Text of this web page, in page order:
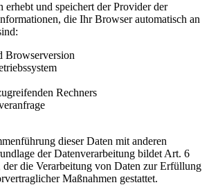
erhebt und speichert der Provider der
die Ihr Browser automatisch an
Browserversion
Rechners
dieser Daten mit anderen
der Datenverarbeitung bildet Art. 6
die Verarbeitung von Daten zur Erfüllung
Maßnahmen gestattet.